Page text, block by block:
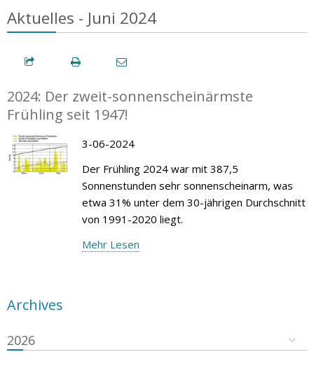
Aktuelles - Juni 2024
2024: Der zweit-sonnenscheinärmste
Frühling seit 1947!
3-06-2024
Der Frühling 2024 war mit 387,5
Sonnenstunden sehr sonnenscheinarm, was
etwa 31% unter dem 30-jährigen Durchschnitt
von 1991-2020 liegt.
Mehr Lesen
Archives
2026